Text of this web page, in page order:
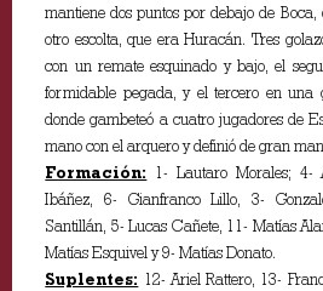
mantiene dos puntos por debajo de
otro escolta, que era Huracán. Tres
con un remate esquinado y bajo, el
formidable pegada, y el tercero en una
donde gambeteó a cuatro jugadores de
mano con el arquero y definió de gran
Formación: 1- Lautaro Morales; 4-
Ibáñez, 6- Gianfranco Lillo, 3-
Santillán, 5- Lucas Cañete, 11- Matías
Matías Esquivel y 9- Matías Donato.
Suplentes: 12- Ariel Rattero, 13-